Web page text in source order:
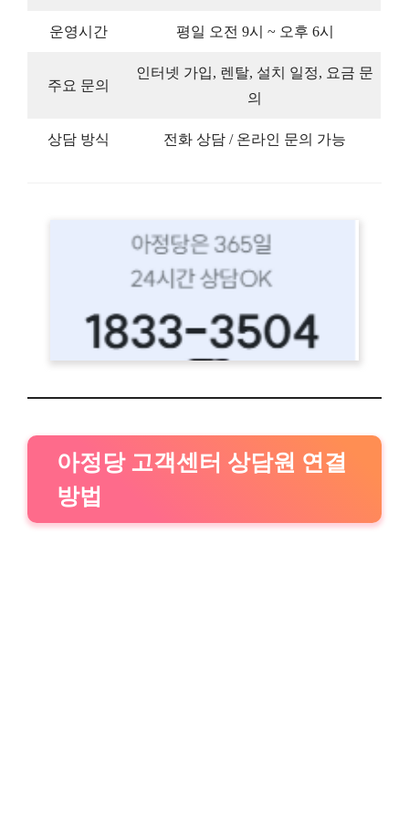
운영시간 평일 오전 9시 ~ 오후 6시
주요 문의
인터넷 가입, 렌탈, 설치 일정, 요금 문
의
상담 방식 전화 상담 / 온라인 문의 가능
아정당 고객센터 상담원 연결
방법